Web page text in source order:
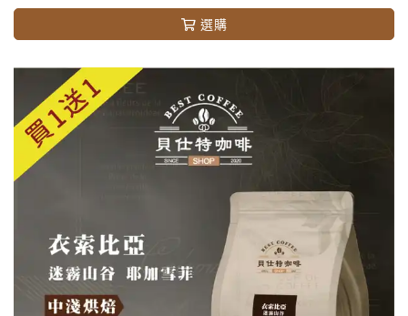
選購